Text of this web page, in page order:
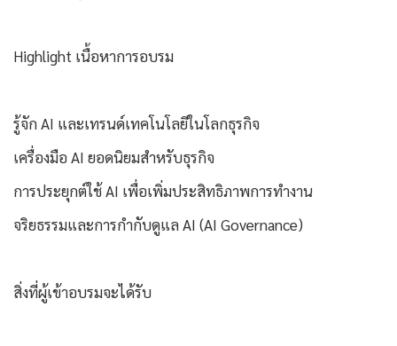
Highlight เนื้อหาการอบรม
รู้จัก AI และเทรนด์เทคโนโลยีในโลกธุรกิจ
เครื่องมือ AI ยอดนิยมสำหรับธุรกิจ
การประยุกต์ใช้ AI เพื่อเพิ่มประสิทธิภาพการทำงาน
จริยธรรมและการกำกับดูแล AI (AI Governance)
สิ่งที่ผู้เข้าอบรมจะได้รับ